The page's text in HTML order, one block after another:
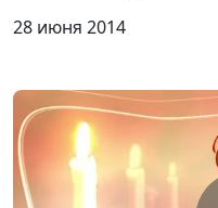
28 июня 2014
4:1-11
Рождение Христа.
Матфею 1:18-25
Апостол Павел о
Деяния апостолов